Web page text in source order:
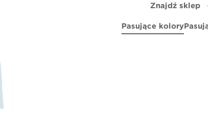
Znajdź sklep
Pasujące kolory